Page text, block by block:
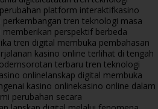
platform interaktifkasino
tren teknologi masa
perspektif berbeda
tren digital membuka pembahasan
kasino online terlihat di tengah
sorotan terbaru tren teknologi
onlinelanskap digital membuka
kasino onlinekasino online dalam
perubahan secara